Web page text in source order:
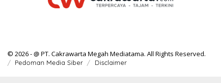
© 2026 - @ PT. Cakrawarta Megah Mediatama. All Rights Reserved.
Pedoman Media Siber Disclaimer